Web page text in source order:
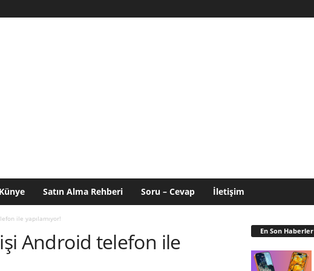
Künye Satın Alma Rehberi Soru – Cevap İletişim
ile yapılamıyor!
Android telefon ile
En Son Haberler